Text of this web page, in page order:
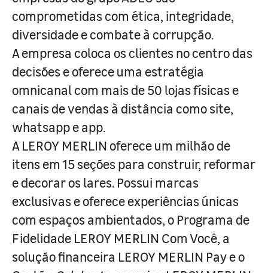
comprometidas com ética, integridade,
diversidade e combate à corrupção.
A empresa coloca os clientes no centro das
decisões e oferece uma estratégia
omnicanal com mais de 50 lojas físicas e
canais de vendas à distância como site,
whatsapp e app.
A LEROY MERLIN oferece um milhão de
itens em 15 seções para construir, reformar
e decorar os lares. Possui marcas
exclusivas e oferece experiências únicas
com espaços ambientados, o Programa de
Fidelidade LEROY MERLIN Com Você, a
solução financeira LEROY MERLIN Pay e o